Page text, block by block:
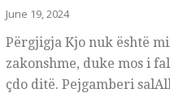
June 19, 2024
Përgjigja Kjo nuk është
zakonshme, duke mos i
çdo ditë. Pejgamberi